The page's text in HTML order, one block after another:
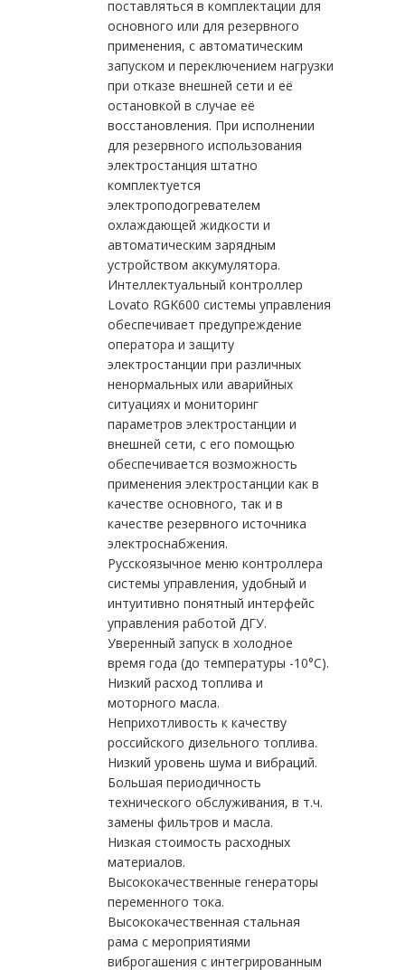
поставляться в комплектации для
основного или для резервного
применения, с автоматическим
запуском и переключением нагрузки
при отказе внешней сети и её
остановкой в случае её
восстановления. При исполнении
для резервного использования
электростанция штатно
комплектуется
электроподогревателем
охлаждающей жидкости и
автоматическим зарядным
устройством аккумулятора.
Интеллектуальный контроллер
Lovato RGK600 системы управления
обеспечивает предупреждение
оператора и защиту
электростанции при различных
ненормальных или аварийных
ситуациях и мониторинг
параметров электростанции и
внешней сети, с его помощью
обеспечивается возможность
применения электростанции как в
качестве основного, так и в
качестве резервного источника
электроснабжения.
Русскоязычное меню контроллера
системы управления, удобный и
интуитивно понятный интерфейс
управления работой ДГУ.
Уверенный запуск в холодное
время года (до температуры -10°С).
Низкий расход топлива и
моторного масла.
Неприхотливость к качеству
российского дизельного топлива.
Низкий уровень шума и вибраций.
Большая периодичность
технического обслуживания, в т.ч.
замены фильтров и масла.
Низкая стоимость расходных
материалов.
Высококачественные генераторы
переменного тока.
Высококачественная стальная
рама с мероприятиями
виброгашения с интегрированным